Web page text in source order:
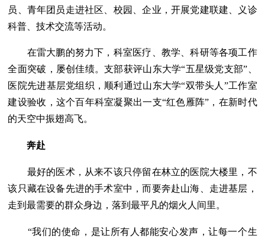
员、青年团员走进社区、校园、企业，开展党建联建、义诊
科普、技术交流等活动。
在雷大鹏的努力下，科室医疗、教学、科研等各项工作
全面突破，屡创佳绩。支部获评山东大学“五星级党支部”、
医院先进基层党组织，顺利通过山东大学“双带头人”工作室
建设验收，这个百年科室凝聚出一支“红色雁阵”，在新时代
的天空中振翅高飞。
奔赴
最好的医术，从来不该只停留在林立的医院大楼里，不
该只藏在设备先进的手术室中，而要奔赴山海、走进基层，
走到最需要的群众身边，落到最平凡的烟火人间里。
“我们的使命，是让所有人都能安心发声，让每一个生